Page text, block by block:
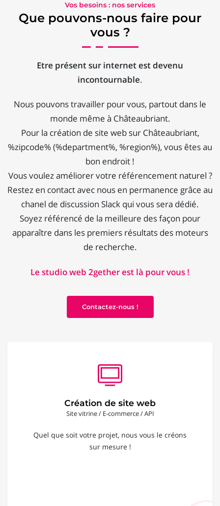
Vos besoins : nos services
Que pouvons-nous faire pour
vous ?
Etre présent sur internet est devenu
incontournable.
Nous pouvons travailler pour vous, partout dans le
monde même à Châteaubriant.
Pour la création de site web sur Châteaubriant,
%zipcode% (%department%, %region%), vous êtes au
bon endroit !
Vous voulez améliorer votre référencement naturel ?
Restez en contact avec nous en permanence grâce au
chanel de discussion Slack qui vous sera dédié.
Soyez référencé de la meilleure des façon pour
apparaître dans les premiers résultats des moteurs
de recherche.
Le studio web 2gether est là pour vous !
Contactez-nous !
Création de site web
Site vitrine / E-commerce / API
Quel que soit votre projet, nous vous le créons
sur mesure !